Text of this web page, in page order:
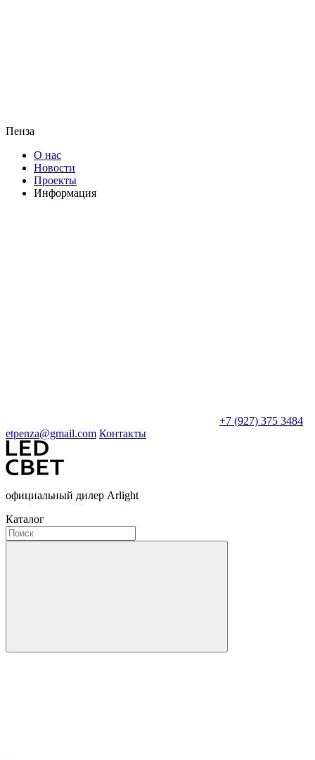
Пенза
О нас
Новости
Проекты
Информация
+7 (927) 375 3484
etpenza@gmail.com Контакты
официальный дилер Arlight
Каталог